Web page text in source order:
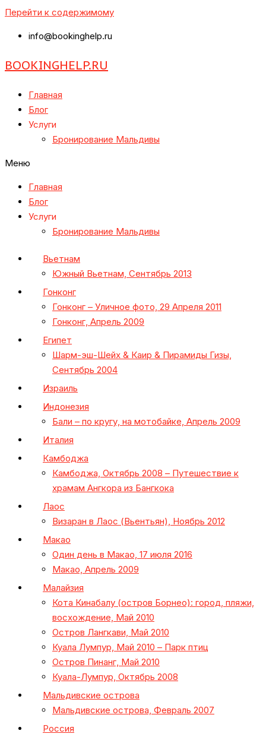
Перейти к содержимому
info@bookinghelp.ru
BOOKINGHELP.RU
Главная
Блог
Услуги
Бронирование Мальдивы
Меню
Главная
Блог
Услуги
Бронирование Мальдивы
Вьетнам
Южный Вьетнам, Сентябрь 2013
Гонконг
Гонконг – Уличное фото, 29 Апреля 2011
Гонконг, Апрель 2009
Египет
Шарм-эш-Шейх & Каир & Пирамиды Гизы,
Сентябрь 2004
Израиль
Индонезия
Бали – по кругу, на мотобайке, Апрель 2009
Италия
Камбоджа
Камбоджа, Октябрь 2008 – Путешествие к
храмам Ангкора из Бангкока
Лаос
Визаран в Лаос (Вьентьян), Ноябрь 2012
Макао
Один день в Макао, 17 июля 2016
Макао, Апрель 2009
Малайзия
Кота Кинабалу (остров Борнео): город, пляжи,
восхождение, Май 2010
Остров Лангкави, Май 2010
Куала Лумпур, Май 2010 – Парк птиц
Остров Пинанг, Май 2010
Куала-Лумпур, Октябрь 2008
Мальдивские острова
Мальдивские острова, Февраль 2007
Россия